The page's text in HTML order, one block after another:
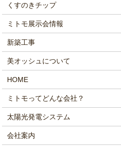
くすのきチップ
ミトモ展示会情報
新築工事
美オッシュについて
HOME
ミトモってどんな会社？
太陽光発電システム
会社案内